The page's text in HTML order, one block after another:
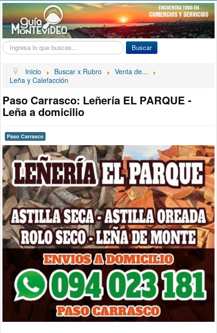
Buscar... Buscar
Inicio Buscar x Rubro
Venta de...
Leña y Calefacción
Paso Carrasco: Leñería EL PARQUE -
Leña a domicilio
Paso Carrasco